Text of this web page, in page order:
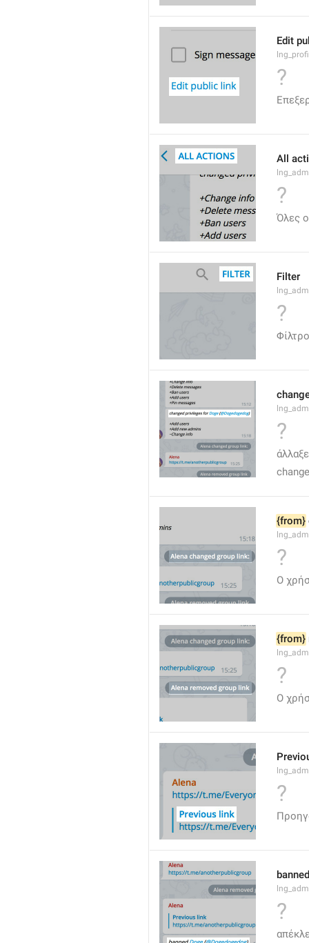
Edit
?
All
?
Όλες
Filter
?
Φίλτρο
?
{from}
?
Ο
{from}
?
Ο
?
?